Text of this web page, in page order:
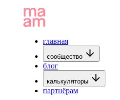
главная
сообщество
блог
калькуляторы
партнёрам